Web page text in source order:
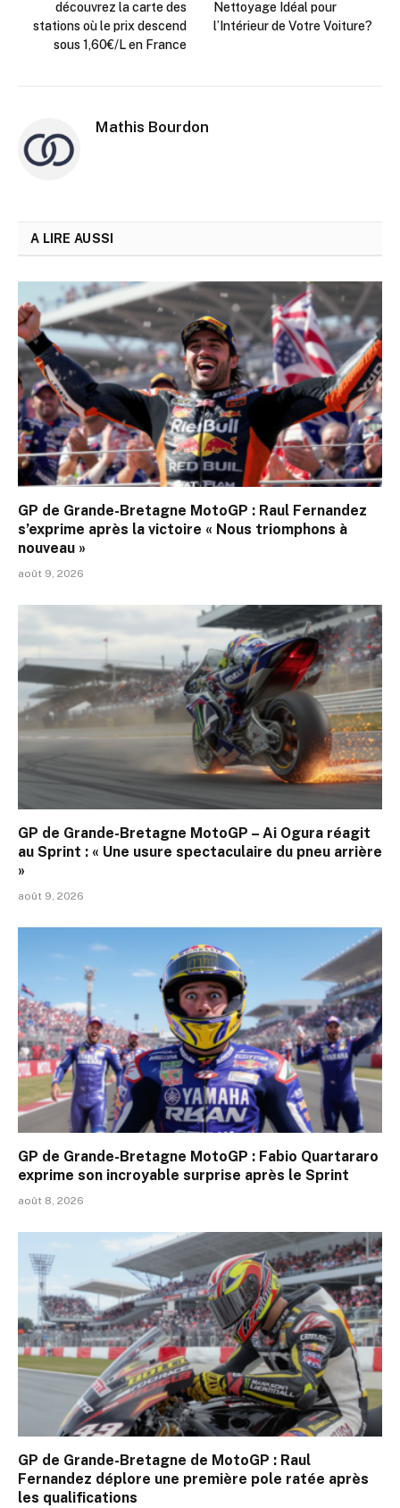
découvrez la carte des
stations où le prix descend
sous 1,60€/L en France
Nettoyage Idéal pour
l’Intérieur de Votre Voiture?
Mathis Bourdon
A LIRE AUSSI
GP de Grande-Bretagne MotoGP : Raul Fernandez
s’exprime après la victoire « Nous triomphons à
nouveau »
août 9, 2026
GP de Grande-Bretagne MotoGP – Ai Ogura réagit
au Sprint : « Une usure spectaculaire du pneu arrière
»
août 9, 2026
GP de Grande-Bretagne MotoGP : Fabio Quartararo
exprime son incroyable surprise après le Sprint
août 8, 2026
GP de Grande-Bretagne de MotoGP : Raul
Fernandez déplore une première pole ratée après
les qualifications